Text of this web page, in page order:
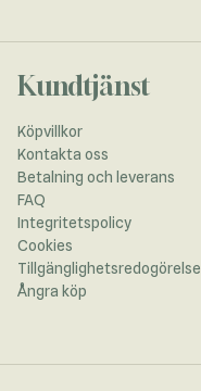
Kundtjänst
Köpvillkor
Kontakta oss
Betalning och leverans
FAQ
Integritetspolicy
Cookies
Tillgänglighetsredogörelse
Ångra köp